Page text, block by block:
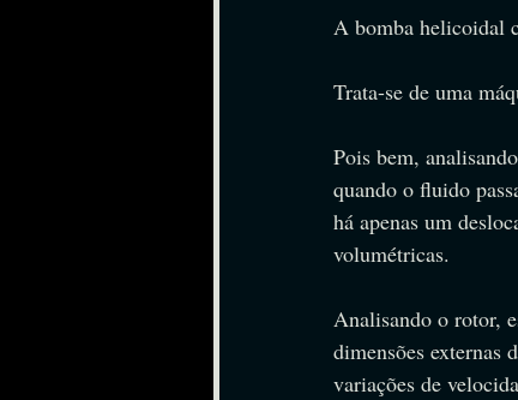
A bomba helicoidal
Trata-se de uma
Pois bem,
quando o fluido
há apenas um
volumétricas.
Analisando o rotor,
dimensões externas
variações de